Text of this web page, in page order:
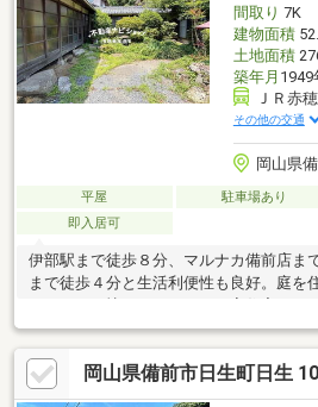
楽しめる物件になりそうです。民泊に興
です。
間取り 7K
建物面積
土地面積
築年月 1949
ＪＲ赤
その他の交通
岡山県
平屋 駐車場あり
即入居可
伊部駅まで徒歩８分、マルナカ備前店ま
まで徒歩４分と生活利便性も良好。庭を
る、どこか懐かしさのある平家住宅です
望める間取りは、四季の移ろいを身近に
た時間を過ごせます。約８３坪の敷地は
園、お子様やペットが遊べるスペースな
です。自分好みに住まいをつくりたい方
岡山県備前市日生町日生